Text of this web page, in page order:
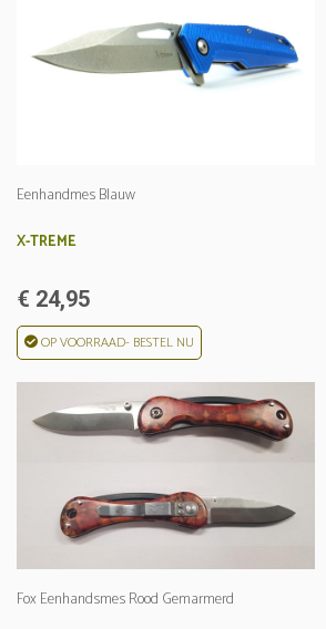
Eenhandmes Blauw
X-TREME
€ 24,95
OP VOORRAAD- BESTEL NU
Fox Eenhandsmes Rood Gemarmerd